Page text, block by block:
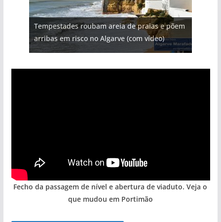
Tempestades roubam areia de praias e põem
arribas em risco no Algarve (com vídeo)
Tapas do mar a 3 euros cada. Nova rota
gastronómica nasce no Algarve
Projeto milionário: investimento de 108
milhões de euros na construção de dois
hotéis (com vídeo)
Milagre da água. Fontes emblemáticas do
Algarve voltam a ter vida (com vídeo)
Foto do dia: uma cidade algarvia que cresceu
entre redes e fábricas
Fecho da passagem de nível e abertura de viaduto. Veja o
que mudou em Portimão